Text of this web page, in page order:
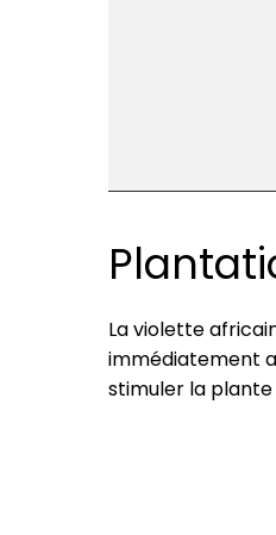
La violette
immédiatement
stimuler la